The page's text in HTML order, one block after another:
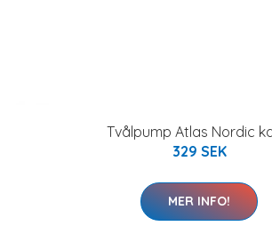
Tvålpump Atlas Nordic
329 SEK
MER INFO!